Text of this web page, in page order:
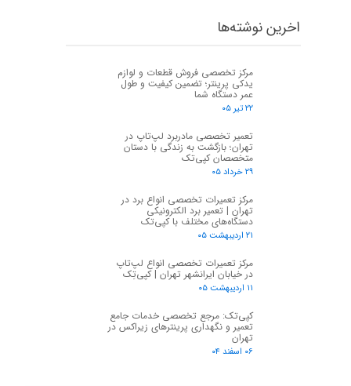
اخرین نوشته‌ها
مرکز تخصصی فروش قطعات و لوازم
یدکی پرینتر؛ تضمین کیفیت و طول
عمر دستگاه شما
۲۲ تیر ۰۵
تعمیر تخصصی مادربرد لپ‌تاپ در
تهران؛ بازگشت به زندگی با دستان
متخصصان کپی‌تک
۲۹ خرداد ۰۵
مرکز تعمیرات تخصصی انواع برد در
تهران | تعمیر برد الکترونیکی
دستگاه‌های مختلف با کپی‌تک
۲۱ اردیبهشت ۰۵
مرکز تعمیرات تخصصی انواع لپ‌تاپ
در خیابان ایرانشهر تهران | کپی‌تِک
۱۱ اردیبهشت ۰۵
کپی‌تک: مرجع تخصصی خدمات جامع
تعمیر و نگهداری پرینترهای زیراکس در
تهران
۰۶ اسفند ۰۴